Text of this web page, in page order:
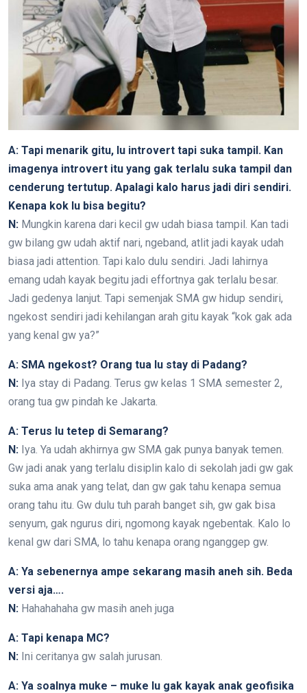
A: Tapi menarik gitu, lu introvert tapi suka tampil. Kan
imagenya introvert itu yang gak terlalu suka tampil dan
cenderung tertutup. Apalagi kalo harus jadi diri sendiri.
Kenapa kok lu bisa begitu?
N: Mungkin karena dari kecil gw udah biasa tampil. Kan tadi
gw bilang gw udah aktif nari, ngeband, atlit jadi kayak udah
biasa jadi attention. Tapi kalo dulu sendiri. Jadi lahirnya
emang udah kayak begitu jadi effortnya gak terlalu besar.
Jadi gedenya lanjut. Tapi semenjak SMA gw hidup sendiri,
ngekost sendiri jadi kehilangan arah gitu kayak “kok gak ada
yang kenal gw ya?”
A: SMA ngekost? Orang tua lu stay di Padang?
N: Iya stay di Padang. Terus gw kelas 1 SMA semester 2,
orang tua gw pindah ke Jakarta.
A: Terus lu tetep di Semarang?
N: Iya. Ya udah akhirnya gw SMA gak punya banyak temen.
Gw jadi anak yang terlalu disiplin kalo di sekolah jadi gw gak
suka ama anak yang telat, dan gw gak tahu kenapa semua
orang tahu itu. Gw dulu tuh parah banget sih, gw gak bisa
senyum, gak ngurus diri, ngomong kayak ngebentak. Kalo lo
kenal gw dari SMA, lo tahu kenapa orang nganggep gw.
A: Ya sebenernya ampe sekarang masih aneh sih. Beda
versi aja….
N: Hahahahaha gw masih aneh juga
A: Tapi kenapa MC?
N: Ini ceritanya gw salah jurusan.
A: Ya soalnya muke – muke lu gak kayak anak geofisika